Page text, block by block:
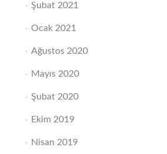
Şubat 2021
Ocak 2021
Ağustos 2020
Mayıs 2020
Şubat 2020
Ekim 2019
Nisan 2019